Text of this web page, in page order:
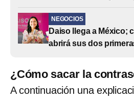
NEGOCIOS
Daiso llega a México;
abrirá sus dos
¿Cómo sacar la
A continuación una